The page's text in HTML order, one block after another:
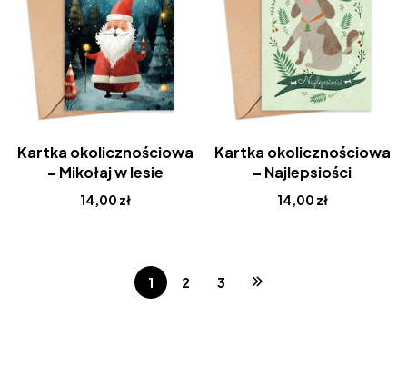
Kartka okolicznościowa
– Mikołaj w lesie
14,00 zł
Kartka okolicznościowa
– Najlepsiości
14,00 zł
1 2 3